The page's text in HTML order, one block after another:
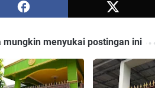
mungkin menyukai postingan ini